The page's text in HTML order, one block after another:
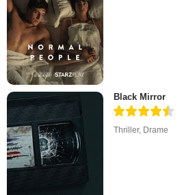
Black Mirror
Thriller, Drame